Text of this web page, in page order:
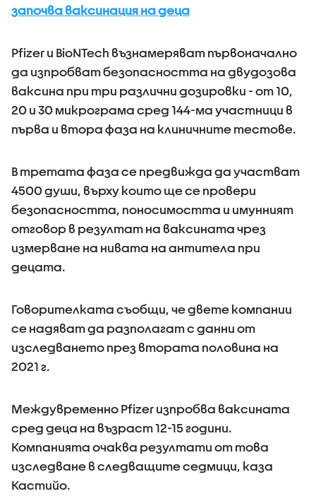
започва ваксинация на деца
Pfizer и BioNTech възнамеряват първоначално
да изпробват безопасността на двудозова
ваксина при три различни дозировки - от 10,
20 и 30 микрограма сред 144-ма участници в
първа и втора фаза на клиничните тестове.
В третата фаза се предвижда да участват
4500 души, върху които ще се провери
безопасността, поносимостта и имунният
отговор в резултат на ваксината чрез
измерване на нивата на антитела при
децата.
Говорителката съобщи, че двете компании
се надяват да разполагат с данни от
изследването през втората половина на
2021 г.
Междувременно Pfizer изпробва ваксината
сред деца на възраст 12-15 години.
Компанията очаква резултати от това
изследване в следващите седмици, каза
Кастийо.